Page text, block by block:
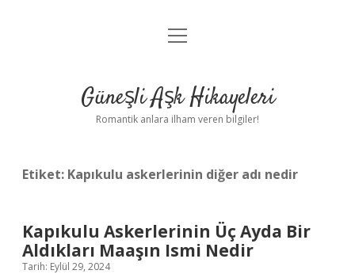
Anasayfa
Yasal Uyarı
menüyü
Güneşli Aşk Hikayeleri
Romantik anlara ilham veren bilgiler!
Etiket: Kapıkulu askerlerinin diğer adı nedir
Kapıkulu Askerlerinin Üç Ayda Bir
Aldıkları Maaşın Ismi Nedir
Tarih: Eylül 29, 2024